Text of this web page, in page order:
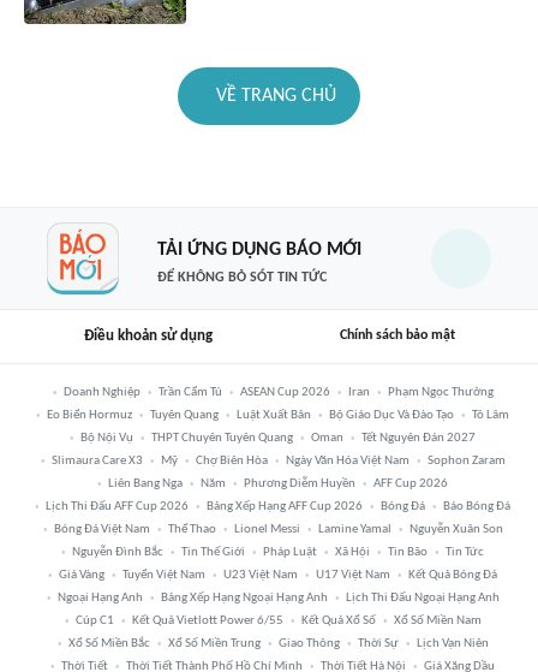
VỀ TRANG CHỦ
TẢI ỨNG DỤNG BÁO MỚI
ĐỂ KHÔNG BỎ SÓT TIN TỨC
Điều khoản sử dụng Chính sách bảo mật
Doanh Nghiệp Trần Cẩm Tú ASEAN Cup 2026 Iran
Phạm Ngọc Thưởng
Eo Biển Hormuz
Tuyên Quang Luật Xuất Bản Bộ Giáo Dục Và Đào Tạo
Tô Lâm
Bộ Nội Vụ
THPT Chuyên Tuyên Quang Oman
Tết Nguyên Đán 2027
Slimaura Care X3
Mỹ Chợ Biên Hòa Ngày Văn Hóa Việt Nam
Sophon Zaram
Liên Bang Nga
Năm Phương Diễm Huyền
AFF Cup 2026
Lịch Thi Đấu AFF Cup 2026
Bảng Xếp Hạng AFF Cup 2026 Bóng Đá
Báo Bóng Đá
Bóng Đá Việt Nam
Thể Thao Lionel Messi Lamine Yamal
Nguyễn Xuân Son
Nguyễn Đình Bắc
Tin Thế Giới Pháp Luật Xã Hội Tin Bão
Tin Tức
Giá Vàng
Tuyển Việt Nam U23 Việt Nam U17 Việt Nam
Kết Quả Bóng Đá
Ngoại Hạng Anh
Bảng Xếp Hạng Ngoại Hạng Anh
Lịch Thi Đấu Ngoại Hạng Anh
Cúp C1
Kết Quả Vietlott Power 6/55 Kết Quả Xổ Số
Xổ Số Miền Nam
Xổ Số Miền Bắc
Xổ Số Miền Trung Giao Thông Thời Sự
Lịch Vạn Niên
Thời Tiết
Thời Tiết Thành Phố Hồ Chí Minh Thời Tiết Hà Nội Giá Xăng Dầu